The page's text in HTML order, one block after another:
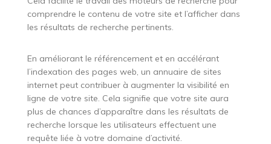
comprendre le contenu de votre site et l’afficher dans
les résultats de recherche pertinents.
En améliorant le référencement et en accélérant
l’indexation des pages web, un annuaire de sites
internet peut contribuer à augmenter la visibilité en
ligne de votre site. Cela signifie que votre site aura
plus de chances d’apparaître dans les résultats de
recherche lorsque les utilisateurs effectuent une
requête liée à votre domaine d’activité.